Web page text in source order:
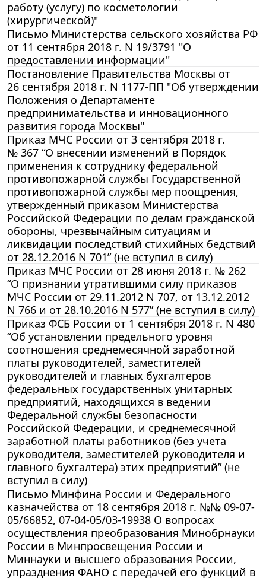
работу (услугу) по косметологии
(хирургической)"
Письмо Министерства сельского хозяйства РФ
от 11 сентября 2018 г. N 19/3791 "О
предоставлении информации"
Постановление Правительства Москвы от
26 сентября 2018 г. N 1177-ПП "Об утверждении
Положения о Департаменте
предпринимательства и инновационного
развития города Москвы"
Приказ МЧС России от 3 сентября 2018 г.
№ 367 “О внесении изменений в Порядок
применения к сотруднику федеральной
противопожарной службы Государственной
противопожарной службы мер поощрения,
утвержденный приказом Министерства
Российской Федерации по делам гражданской
обороны, чрезвычайным ситуациям и
ликвидации последствий стихийных бедствий
от 28.12.2016 N 701” (не вступил в силу)
Приказ МЧС России от 28 июня 2018 г. № 262
“О признании утратившими силу приказов
МЧС России от 29.11.2012 N 707, от 13.12.2012
N 766 и от 28.10.2016 N 577” (не вступил в силу)
Приказ ФСБ России от 1 сентября 2018 г. N 480
“Об установлении предельного уровня
соотношения среднемесячной заработной
платы руководителей, заместителей
руководителей и главных бухгалтеров
федеральных государственных унитарных
предприятий, находящихся в ведении
Федеральной службы безопасности
Российской Федерации, и среднемесячной
заработной платы работников (без учета
руководителя, заместителей руководителя и
главного бухгалтера) этих предприятий” (не
вступил в силу)
Письмо Минфина России и Федерального
казначейства от 18 сентября 2018 г. №№ 09-07-
05/66852, 07-04-05/03-19938 О вопросах
осуществления преобразования Минобрнауки
России в Минпросвещения России и
Миннауки и высшего образования России,
упразднения ФАНО с передачей его функций в